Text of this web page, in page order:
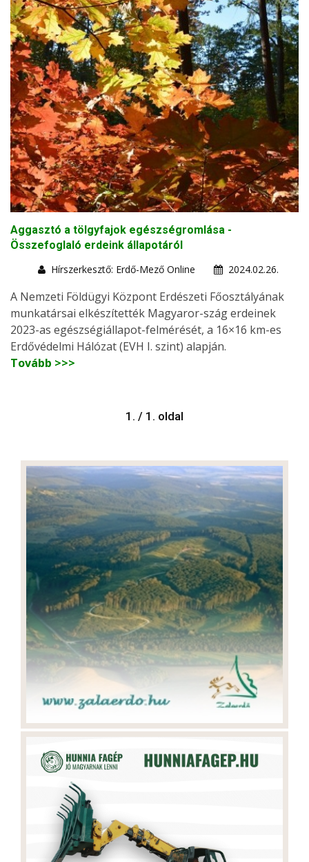
Aggasztó a tölgyfajok egészségromlása -
Összefoglaló erdeink állapotáról
Hírszerkesztő: Erdő-Mező Online
2024.02.26.
A Nemzeti Földügyi Központ Erdészeti Főosztályának
munkatársai elkészítették Magyaror-szág erdeinek
2023-as egészségiállapot-felmérését, a 16×16 km-es
Erdővédelmi Hálózat (EVH I. szint) alapján.
Tovább >>>
1. / 1. oldal